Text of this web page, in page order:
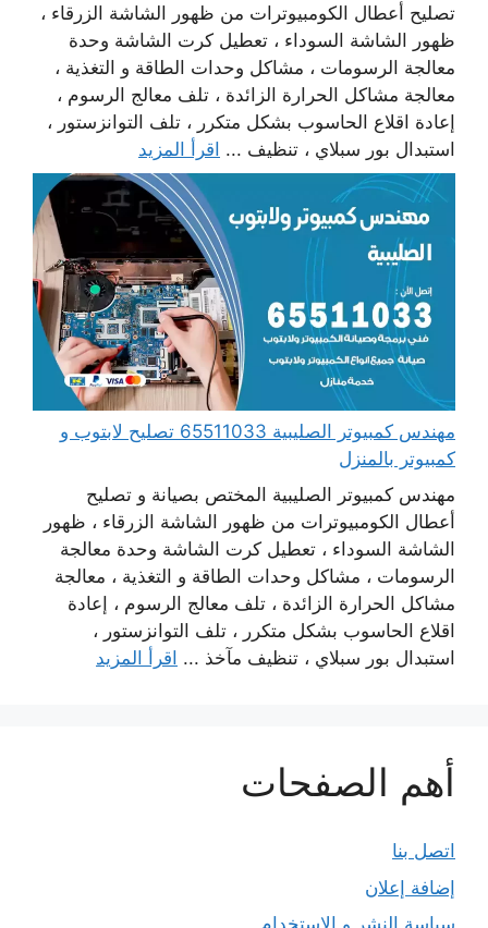
تصليح أعطال الكومبيوترات من ظهور الشاشة الزرقاء ،
ظهور الشاشة السوداء ، تعطيل كرت الشاشة وحدة
معالجة الرسومات ، مشاكل وحدات الطاقة و التغذية ،
معالجة مشاكل الحرارة الزائدة ، تلف معالج الرسوم ،
إعادة اقلاع الحاسوب بشكل متكرر ، تلف التوانزستور ،
استبدال بور سبلاي ، تنظيف ... اقرأ المزيد
مهندس كمبيوتر الصليبية 65511033 تصليح لابتوب و
كمبيوتر بالمنزل
مهندس كمبيوتر الصليبية المختص بصيانة و تصليح
أعطال الكومبيوترات من ظهور الشاشة الزرقاء ، ظهور
الشاشة السوداء ، تعطيل كرت الشاشة وحدة معالجة
الرسومات ، مشاكل وحدات الطاقة و التغذية ، معالجة
مشاكل الحرارة الزائدة ، تلف معالج الرسوم ، إعادة
اقلاع الحاسوب بشكل متكرر ، تلف التوانزستور ،
استبدال بور سبلاي ، تنظيف مآخذ ... اقرأ المزيد
أهم الصفحات
اتصل بنا
إضافة إعلان